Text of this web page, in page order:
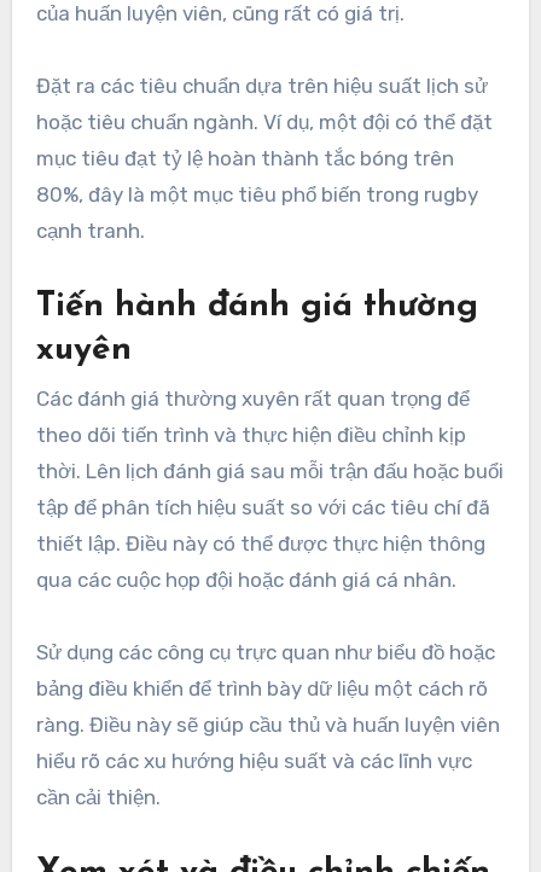
của huấn luyện viên, cũng rất có giá trị.
Đặt ra các tiêu chuẩn dựa trên hiệu suất lịch sử
hoặc tiêu chuẩn ngành. Ví dụ, một đội có thể đặt
mục tiêu đạt tỷ lệ hoàn thành tắc bóng trên
80%, đây là một mục tiêu phổ biến trong rugby
cạnh tranh.
Tiến hành đánh giá thường
xuyên
Các đánh giá thường xuyên rất quan trọng để
theo dõi tiến trình và thực hiện điều chỉnh kịp
thời. Lên lịch đánh giá sau mỗi trận đấu hoặc buổi
tập để phân tích hiệu suất so với các tiêu chí đã
thiết lập. Điều này có thể được thực hiện thông
qua các cuộc họp đội hoặc đánh giá cá nhân.
Sử dụng các công cụ trực quan như biểu đồ hoặc
bảng điều khiển để trình bày dữ liệu một cách rõ
ràng. Điều này sẽ giúp cầu thủ và huấn luyện viên
hiểu rõ các xu hướng hiệu suất và các lĩnh vực
cần cải thiện.